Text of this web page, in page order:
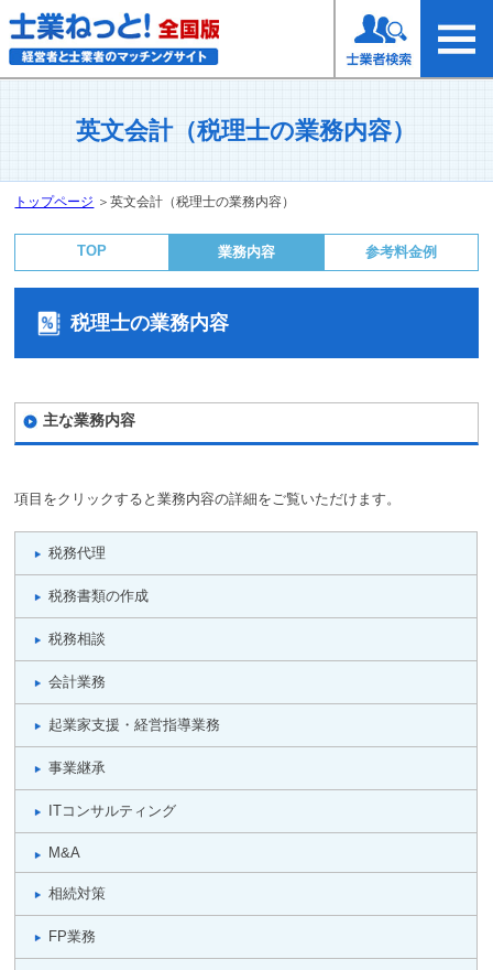
英文会計（税理士の業務内容）
トップページ ＞英文会計（税理士の業務内容）
TOP 業務内容 参考料金例
税理士の業務内容
主な業務内容
項目をクリックすると業務内容の詳細をご覧いただけます。
税務代理
税務書類の作成
税務相談
会計業務
起業家支援・経営指導業務
事業継承
ITコンサルティング
M&A
相続対策
FP業務